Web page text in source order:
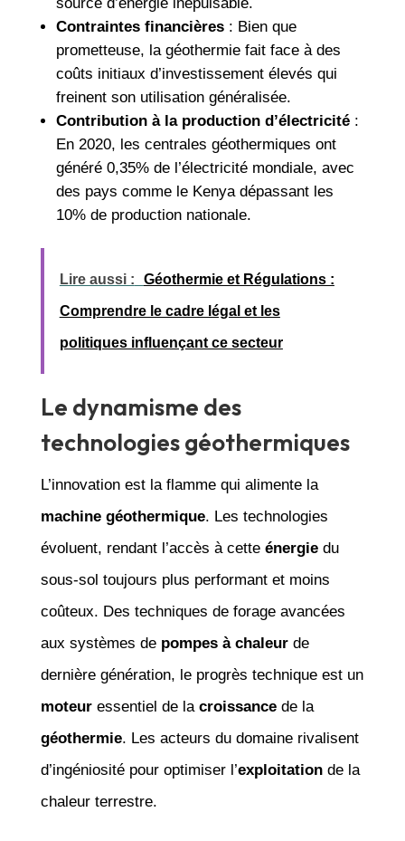
Contraintes financières: Bien que
prometteuse, la géothermie fait face à des
coûts initiaux d’investissement élevés qui
freinent son utilisation généralisée.
Contribution à la production d’électricité:
En 2020, les centrales géothermiques ont
généré 0,35% de l’électricité mondiale, avec
des pays comme le Kenya dépassant les
10% de production nationale.
Lire aussi : Géothermie et Régulations :
Comprendre le cadre légal et les
politiques influençant ce secteur
Le dynamisme des
technologies géothermiques
L’innovation est la flamme qui alimente la
machine géothermique. Les technologies
évoluent, rendant l’accès à cette énergiedu
sous-sol toujours plus performant et moins
coûteux. Des techniques de forage avancées
aux systèmes de pompes à chaleurde
dernière génération, le progrès technique est un
moteuressentiel de la croissancede la
géothermie. Les acteurs du domaine rivalisent
d’ingéniosité pour optimiser l’exploitationde la
chaleur terrestre.